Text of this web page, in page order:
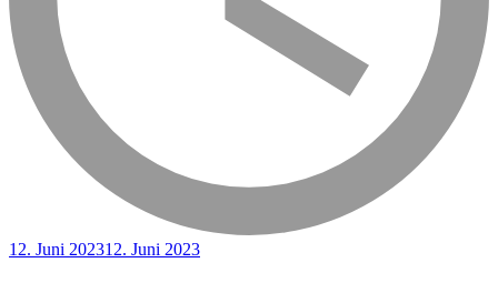
12. Juni 202312. Juni 2023